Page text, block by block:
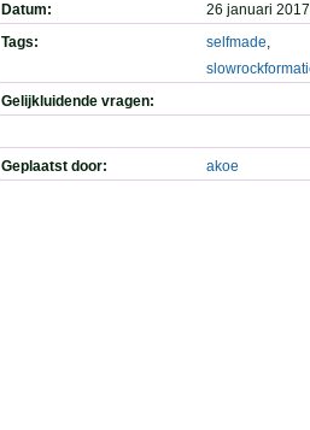
Datum:
26 januari
Tags:
selfmade,
Gelijkluidende vragen:
Geplaatst door: akoe